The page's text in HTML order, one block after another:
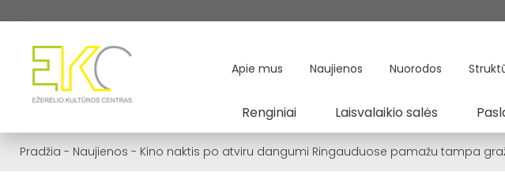
Apie mus Naujienos Nuorodos
Renginiai Laisvalaikio salės
Pradžia - Naujienos - Kino naktis po atviru dangumi Ringauduose pamažu tampa